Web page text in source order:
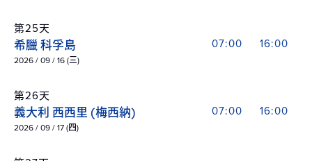
第25天
希臘 科孚島
2026 / 09 / 16 (三)
07:00 16:00
第26天
義大利 西西里 (梅西納)
2026 / 09 / 17 (四)
07:00 16:00